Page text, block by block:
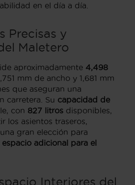
en el día a día.
Precisas y
Maletero
aproximadamente 4,498
1,751 mm de ancho y 1,681 mm
que aseguran una
carretera. Su capacidad de
con 827 litros disponibles,
los asientos traseros,
gran elección para
espacio adicional para el
Interiores del